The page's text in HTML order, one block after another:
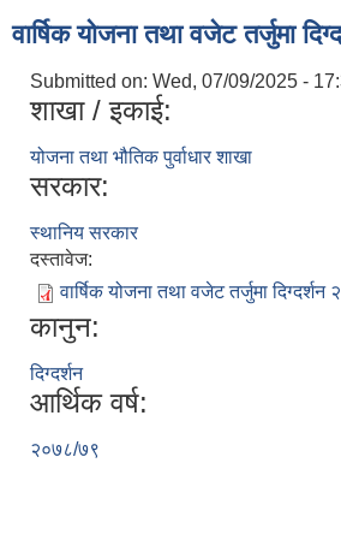
वार्षिक योजना तथा वजेट तर्जुमा
Submitted on: Wed, 07/09/2025 -
शाखा / इकाई:
योजना तथा भौतिक पुर्वाधार शाखा
सरकार:
स्थानिय सरकार
दस्तावेज:
वार्षिक योजना तथा वजेट तर्जुमा
कानुन:
दिग्दर्शन
आर्थिक वर्ष:
२०७८/७९